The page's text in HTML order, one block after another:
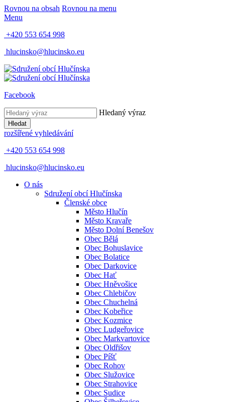
Rovnou na obsah Rovnou na menu
Menu
+420 553 654 998
hlucinsko@hlucinsko.eu
Facebook
Hledaný výraz
Hledat
rozšířené vyhledávání
+420 553 654 998
hlucinsko@hlucinsko.eu
O nás
Sdružení obcí Hlučínska
Členské obce
Město Hlučín
Město Kravaře
Město Dolní Benešov
Obec Bělá
Obec Bohuslavice
Obec Bolatice
Obec Darkovice
Obec Hať
Obec Hněvošice
Obec Chlebičov
Obec Chuchelná
Obec Kobeřice
Obec Kozmice
Obec Ludgeřovice
Obec Markvartovice
Obec Oldřišov
Obec Píšť
Obec Rohov
Obec Služovice
Obec Strahovice
Obec Sudice